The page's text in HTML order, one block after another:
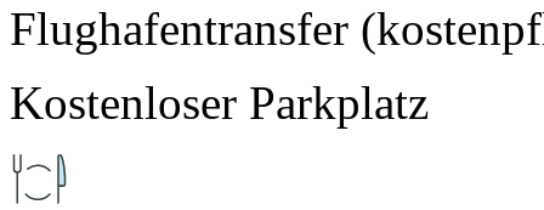
Flughafentransfer
Kostenloser Parkplatz